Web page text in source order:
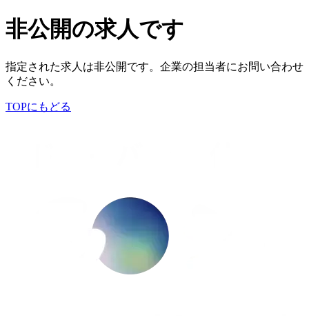
非公開の求人です
指定された求人は非公開です。企業の担当者にお問い合わせ
ください。
TOPにもどる